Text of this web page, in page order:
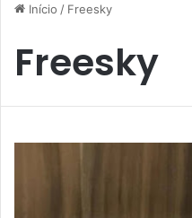
Início / Freesky
Freesky